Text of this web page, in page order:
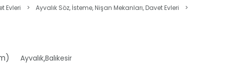
Evleri
> Ayvalık Söz, İsteme, Nişan Mekanları, Davet Evleri
>
Ayvalık,Balıkesir